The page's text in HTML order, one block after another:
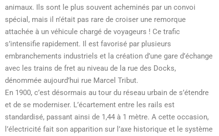
animaux. Ils sont le plus souvent acheminés par un convoi
spécial, mais il n’était pas rare de croiser une remorque
attachée à un véhicule chargé de voyageurs ! Ce trafic
s’intensifie rapidement. Il est favorisé par plusieurs
embranchements industriels et la création d’une gare d’échange
avec les trains de fret au niveau de la rue des Docks,
dénommée aujourd’hui rue Marcel Tribut.
En 1900, c’est désormais au tour du réseau urbain de s’étendre
et de se moderniser. L’écartement entre les rails est
standardisé, passant ainsi de 1,44 à 1 mètre. A cette occasion,
l’électricité fait son apparition sur l’axe historique et le système